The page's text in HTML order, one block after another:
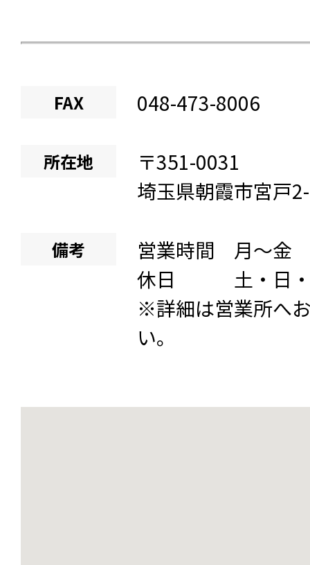
FAX 048-473-8006
所在地 〒351-0031
埼玉県朝霞市宮戸
備考
営業時間 月～金
休日 土・日・
※詳細は営業所へ
い。